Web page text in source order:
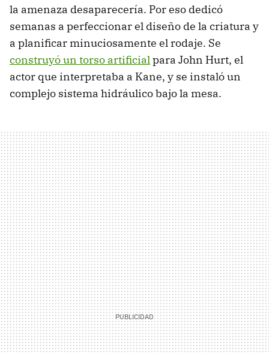
la amenaza desaparecería. Por eso dedicó
semanas a perfeccionar el diseño de la criatura y
a planificar minuciosamente el rodaje. Se
construyó un torso artificialpara John Hurt, el
actor que interpretaba a Kane, y se instaló un
complejo sistema hidráulico bajo la mesa.